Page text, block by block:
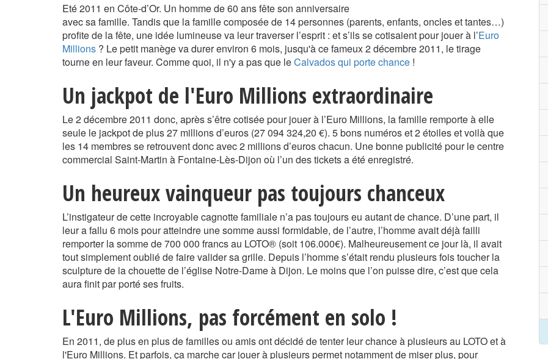
Eté 2011 en Côte-d’Or. Un homme de 60 ans fête son anniversaire
avec sa famille. Tandis que la famille composée de 14 personnes (parents, enfants, oncles et tantes…)
profite de la fête, une idée lumineuse va leur traverser l’esprit : et s’ils se cotisaient pour jouer à l’Euro
Millions ? Le petit manège va durer environ 6 mois, jusqu'à ce fameux 2 décembre 2011, le tirage
tourne en leur faveur. Comme quoi, il n'y a pas que leCalvados qui porte chance !
Un jackpot de l'Euro Millions extraordinaire
Le 2 décembre 2011 donc, après s’être cotisée pour jouer à l’Euro Millions, la famille remporte à elle
seule le jackpot de plus 27 millions d’euros (27 094 324,20 €). 5 bons numéros et 2 étoiles et voilà que
les 14 membres se retrouvent donc avec 2 millions d’euros chacun. Une bonne publicité pour le centre
commercial Saint-Martin à Fontaine-Lès-Dijon où l’un des tickets a été enregistré.
Un heureux vainqueur pas toujours chanceux
L’instigateur de cette incroyable cagnotte familiale n’a pas toujours eu autant de chance. D’une part, il
leur a fallu 6 mois pour atteindre une somme aussi formidable, de l’autre, l’homme avait déjà failli
remporter la somme de 700 000 francs au LOTO® (soit 106.000€). Malheureusement ce jour là, il avait
tout simplement oublié de faire valider sa grille. Depuis l’homme s’était rendu plusieurs fois toucher la
sculpture de la chouette de l’église Notre-Dame à Dijon. Le moins que l’on puisse dire, c’est que cela
aura finit par porté ses fruits.
L'Euro Millions, pas forcément en solo !
En 2011, de plus en plus de familles ou amis ont décidé de tenter leur chance à plusieurs au LOTO et à
l'Euro Millions. Et parfois, ça marche car jouer à plusieurs permet notamment de miser plus, pour